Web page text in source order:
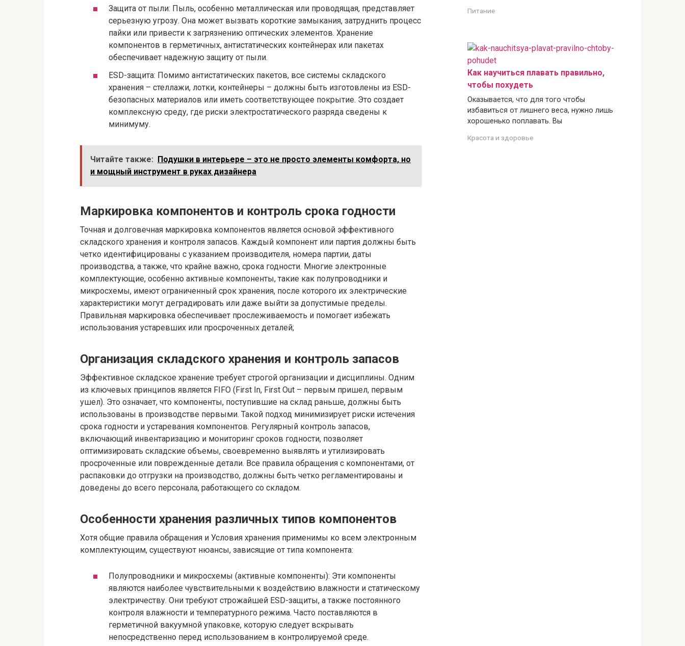
Защита от пыли: Пыль, особенно металлическая или проводящая, представляет
серьезную угрозу. Она может вызвать короткие замыкания, затруднить процесс
пайки или привести к загрязнению оптических элементов. Хранение
компонентов в герметичных, антистатических контейнерах или пакетах
обеспечивает надежную защиту от пыли.
ESD-защита: Помимо антистатических пакетов, все системы складского
хранения – стеллажи, лотки, контейнеры – должны быть изготовлены из ESD-
безопасных материалов или иметь соответствующее покрытие. Это создает
комплексную среду, где риски электростатического разряда сведены к
минимуму.
Читайте также: Подушки в интерьере – это не просто элементы комфорта, но
и мощный инструмент в руках дизайнера
Маркировка компонентов и контроль срока годности
Точная и долговечная маркировка компонентов является основой эффективного
складского хранения и контроля запасов. Каждый компонент или партия должны быть
четко идентифицированы с указанием производителя, номера партии, даты
производства, а также, что крайне важно, срока годности. Многие электронные
комплектующие, особенно активные компоненты, такие как полупроводники и
микросхемы, имеют ограниченный срок хранения, после которого их электрические
характеристики могут деградировать или даже выйти за допустимые пределы.
Правильная маркировка обеспечивает прослеживаемость и помогает избежать
использования устаревших или просроченных деталей;
Организация складского хранения и контроль запасов
Эффективное складское хранение требует строгой организации и дисциплины. Одним
из ключевых принципов является FIFO (First In, First Out – первым пришел, первым
ушел). Это означает, что компоненты, поступившие на склад раньше, должны быть
использованы в производстве первыми. Такой подход минимизирует риски истечения
срока годности и устаревания компонентов. Регулярный контроль запасов,
включающий инвентаризацию и мониторинг сроков годности, позволяет
оптимизировать складские объемы, своевременно выявлять и утилизировать
просроченные или поврежденные детали. Все правила обращения с компонентами, от
распаковки до отгрузки на производство, должны быть четко регламентированы и
доведены до всего персонала, работающего со складом.
Особенности хранения различных типов компонентов
Хотя общие правила обращения и Условия хранения применимы ко всем электронным
комплектующим, существуют нюансы, зависящие от типа компонента:
Полупроводники и микросхемы (активные компоненты): Эти компоненты
являются наиболее чувствительными к воздействию влажности и статическому
электричеству. Они требуют строжайшей ESD-защиты, а также постоянного
контроля влажности и температурного режима. Часто поставляются в
герметичной вакуумной упаковке, которую следует вскрывать
непосредственно перед использованием в контролируемой среде.
Питание
Как научиться плавать правильно,
чтобы похудеть
Оказывается, что для того чтобы
избавиться от лишнего веса, нужно лишь
хорошенько поплавать. Вы
Красота и здоровье